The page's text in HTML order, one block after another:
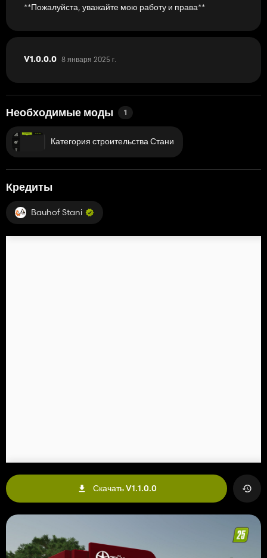
**Пожалуйста, уважайте мою работу и права**
V1.0.0.0 8 января 2025 г.
Необходимые моды 1
Категория строительства Стани
Кредиты
Bauhof Stani
Скачать V1.1.0.0